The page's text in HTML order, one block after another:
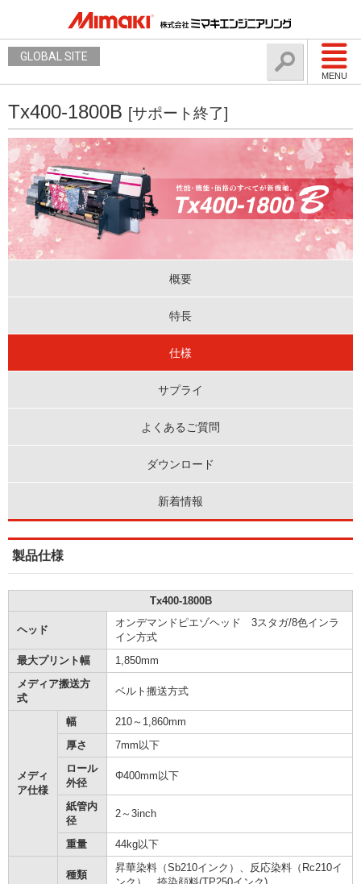
MENU
GLOBAL SITE
Tx400-1800B [サポート終了]
概要
特長
仕様
サプライ
よくあるご質問
ダウンロード
新着情報
製品仕様
Tx400-1800B
ヘッド
オンデマンドピエゾヘッド 3スタガ/8色インラ
イン方式
最大プリント幅
1,850mm
メディア搬送方
式
ベルト搬送方式
メディ
ア仕様
幅
210～1,860mm
厚さ
7mm以下
ロール
外径
Φ400mm以下
紙管内
径
2～3inch
重量 44kg以下
種類
昇華染料（Sb210インク）、反応染料（Rc210イ